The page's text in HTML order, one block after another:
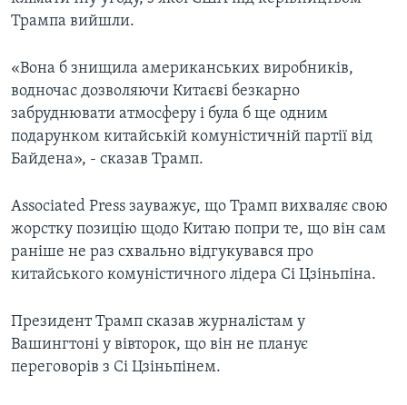
Трампа вийшли.
«Вона б знищила американських виробників,
водночас дозволяючи Китаєві безкарно
забруднювати атмосферу і була б ще одним
подарунком китайській комуністичній партії від
Байдена», - сказав Трамп.
Associated Press зауважує, що Трамп вихваляє свою
жорстку позицію щодо Китаю попри те, що він сам
раніше не раз схвально відгукувався про
китайського комуністичного лідера Сі Цзіньпіна.
Президент Трамп сказав журналістам у
Вашингтоні у вівторок, що він не планує
переговорів з Сі Цзіньпінем.